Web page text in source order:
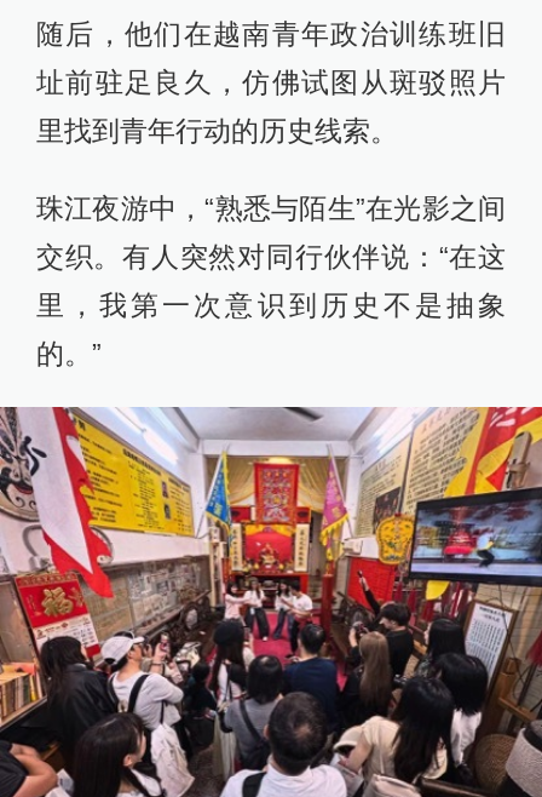
随后，他们在越南青年政治训练班旧
址前驻足良久，仿佛试图从斑驳照片
里找到青年行动的历史线索。
珠江夜游中，“熟悉与陌生”在光影之间
交织。有人突然对同行伙伴说：“在这
里，我第一次意识到历史不是抽象
的。”